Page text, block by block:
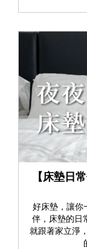
【床墊日
好床墊，讓你
伴，床墊的日
就跟著家立淨